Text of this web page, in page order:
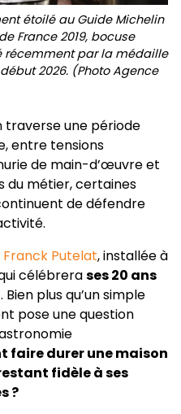
étoilé au Guide Michelin
France 2019, bocuse
récemment par la médaille
2026. (Photo Agence
traverse une période
entre tensions
de main-d’œuvre et
du métier, certaines
de défendre
Franck Putelat, installée à
célébrerases 20 ans
. Bien plus qu’un simple
pose une question
faire durer une maison
fidèle à ses
?